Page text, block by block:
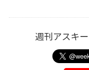
週刊アスキ